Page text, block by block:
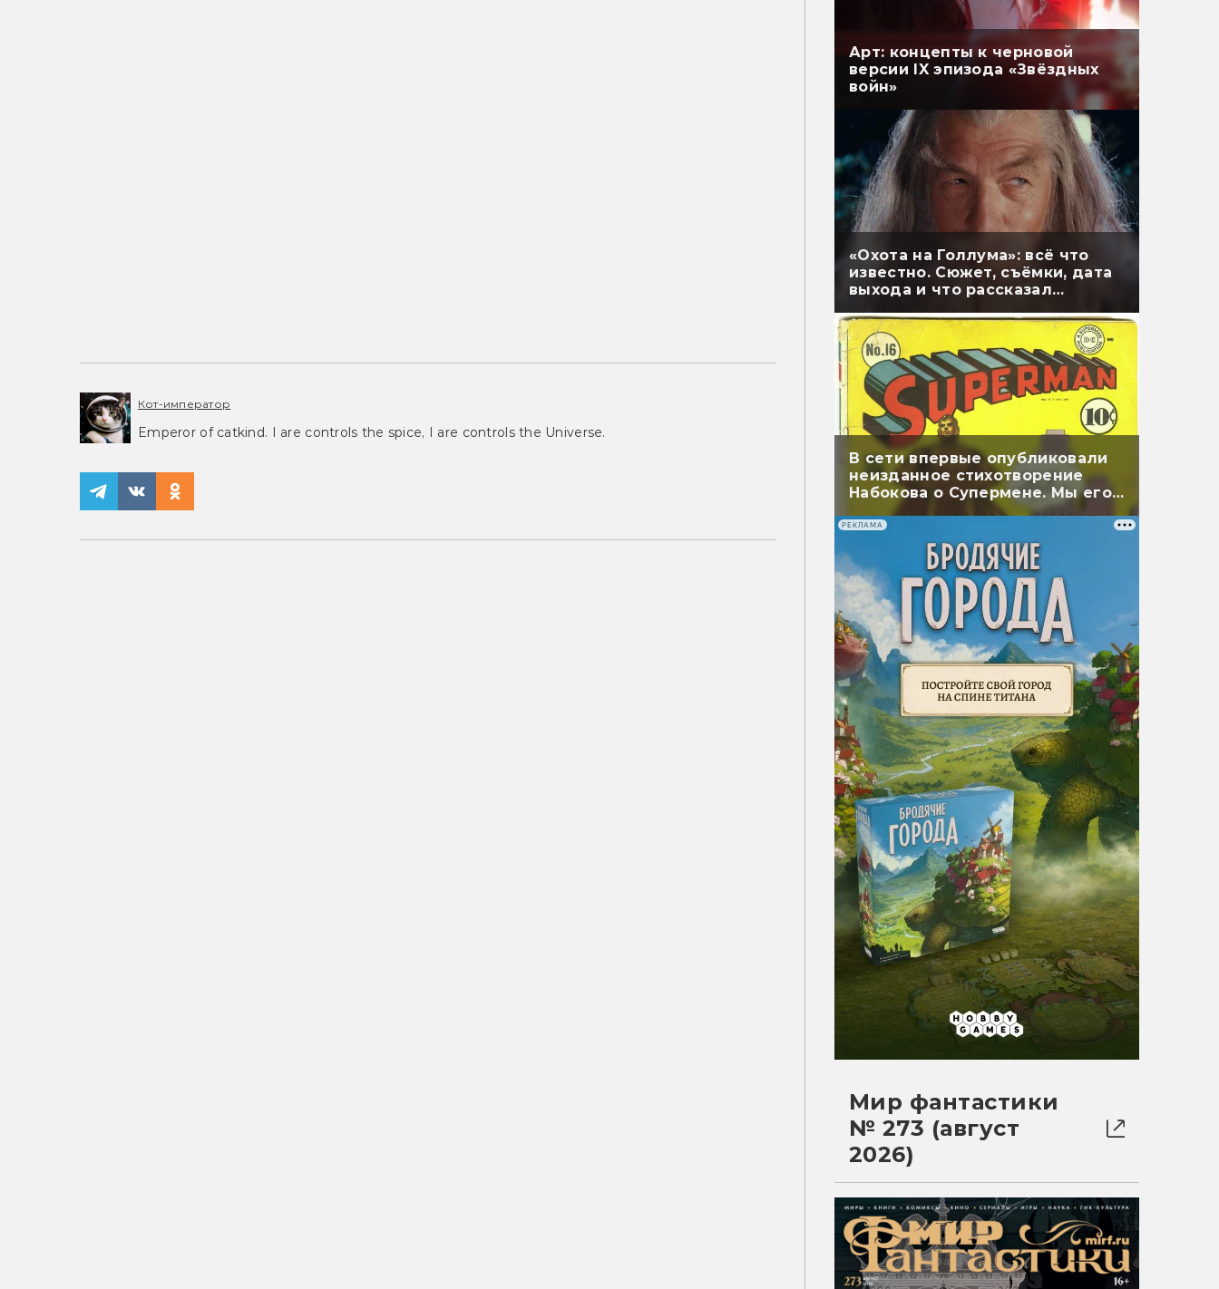
Кот-император
Emperor of catkind. I are controls the spice, I are controls the Universe.
Арт: концепты к черновой
версии IX эпизода «Звёздных
войн»
«Охота на Голлума»: всё что
известно. Сюжет, съёмки, дата
выхода и что рассказал
В сети впервые опубликовали
неизданное стихотворение
Набокова о Супермене. Мы его
перевели
РЕКЛАМА
Мир фантастики
№ 273 (август
2026)